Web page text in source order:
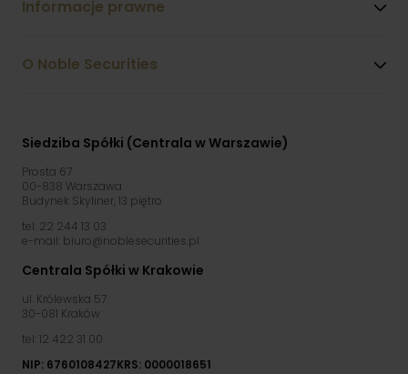
Siedziba Spółki (Centrala w Warszawie)
Prosta 67
00-838 Warszawa
Budynek Skyliner, 13 piętro
tel: 22 244 13 03
e-mail: biuro@noblesecurities.pl
Centrala Spółki w Krakowie
ul. Królewska 57
30-081 Kraków
tel: 12 422 31 00
NIP: 6760108427KRS: 0000018651
Informacje prawne
O Noble Securities